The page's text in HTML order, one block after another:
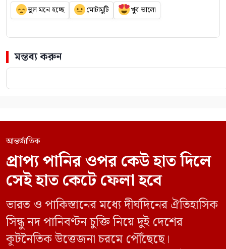
ভুল মনে হচ্ছে মোটামুটি খুব ভালো
মন্তব্য করুন
আন্তর্জাতিক
প্রাপ্য পানির ওপর কেউ হাত দিলে
সেই হাত কেটে ফেলা হবে
ভারত ও পাকিস্তানের মধ্যে দীর্ঘদিনের ঐতিহাসিক
সিন্ধু নদ পানিবণ্টন চুক্তি নিয়ে দুই দেশের
কূটনৈতিক উত্তেজনা চরমে পৌঁছেছে।